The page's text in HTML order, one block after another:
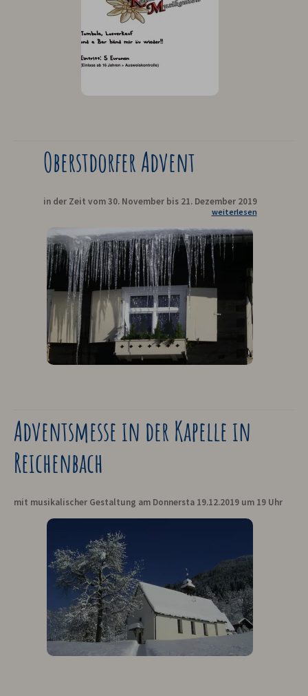
Oberstdorfer Advent
in der Zeit vom 30. November bis 21. Dezember 2019
weiterlesen
Adventsmesse in der Kapelle in
Reichenbach
mit musikalischer Gestaltung am Donnersta 19.12.2019 um 19 Uhr